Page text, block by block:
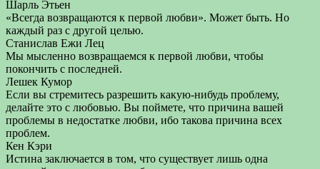
Шарль Этьен
«Всегда возвращаются к первой любви». Может быть. Но
каждый раз с другой целью.
Станислав Ежи Лец
Мы мысленно возвращаемся к первой любви, чтобы
покончить с последней.
Лешек Кумор
Если вы стремитесь разрешить какую-нибудь проблему,
делайте это с любовью. Вы поймете, что причина вашей
проблемы в недостатке любви, ибо такова причина всех
проблем.
Кен Кэри
Истина заключается в том, что существует лишь одна